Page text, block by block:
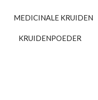
MEDICINALE KRUIDEN
KRUIDENPOEDER